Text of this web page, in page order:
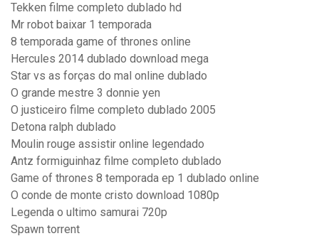
Tekken filme completo dublado hd
Mr robot baixar 1 temporada
8 temporada game of thrones online
Hercules 2014 dublado download mega
Star vs as forças do mal online dublado
O grande mestre 3 donnie yen
O justiceiro filme completo dublado 2005
Detona ralph dublado
Moulin rouge assistir online legendado
Antz formiguinhaz filme completo dublado
Game of thrones 8 temporada ep 1 dublado online
O conde de monte cristo download 1080p
Legenda o ultimo samurai 720p
Spawn torrent